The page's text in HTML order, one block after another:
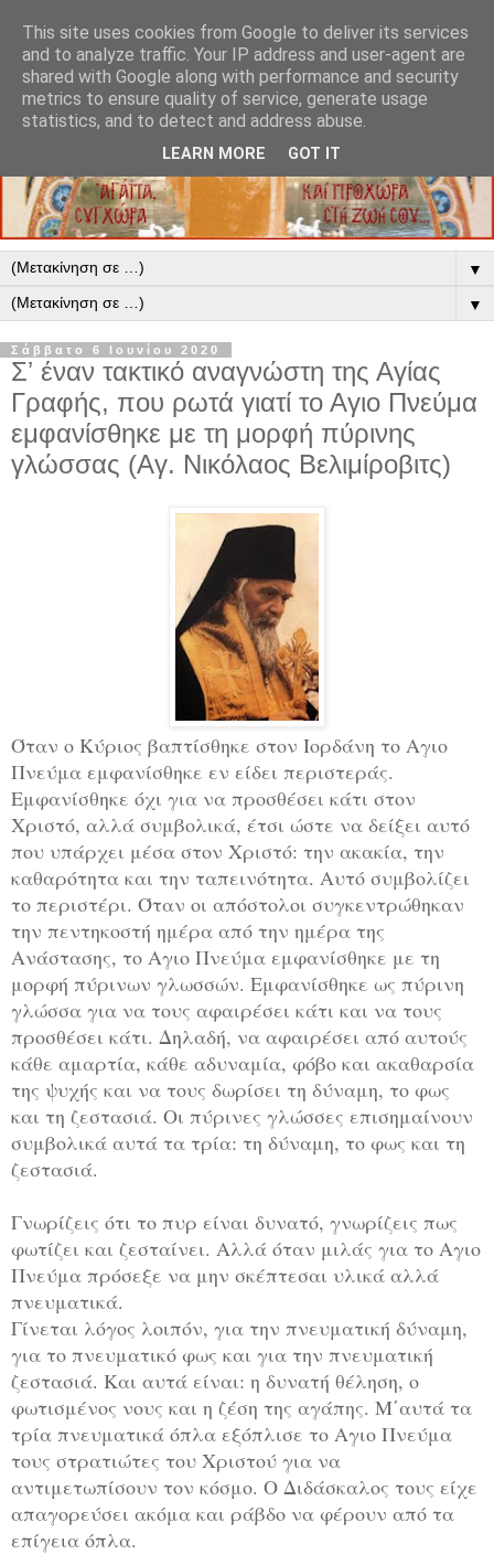
▼
▼
Σάββατο 6 Ιουνίου 2020
Σʼ έναν τακτικό αναγνώστη της Αγίας
Γραφής, που ρωτά γιατί το Αγιο Πνεύμα
εμφανίσθηκε με τη μορφή πύρινης
γλώσσας (Αγ. Νικόλαος Βελιμίροβιτς)
Όταν ο Κύριος βαπτίσθηκε στον Ιορδάνη το Αγιο
Πνεύμα εμφανίσθηκε εν είδει περιστεράς.
Εμφανίσθηκε όχι για να προσθέσει κάτι στον
Χριστό, αλλά συμβολικά, έτσι ώστε να δείξει αυτό
που υπάρχει μέσα στον Χριστό: την ακακία, την
καθαρότητα και την ταπεινότητα. Αυτό συμβολίζει
το περιστέρι. Όταν οι απόστολοι συγκεντρώθηκαν
την πεντηκοστή ημέρα από την ημέρα της
Ανάστασης, το Αγιο Πνεύμα εμφανίσθηκε με τη
μορφή πύρινων γλωσσών. Εμφανίσθηκε ως πύρινη
γλώσσα για να τους αφαιρέσει κάτι και να τους
προσθέσει κάτι. Δηλαδή, να αφαιρέσει από αυτούς
κάθε αμαρτία, κάθε αδυναμία, φόβο και ακαθαρσία
της ψυχής και να τους δωρίσει τη δύναμη, το φως
και τη ζεστασιά. Οι πύρινες γλώσσες επισημαίνουν
συμβολικά αυτά τα τρία: τη δύναμη, το φως και τη
ζεστασιά.
Γνωρίζεις ότι το πυρ είναι δυνατό, γνωρίζεις πως
φωτίζει και ζεσταίνει. Αλλά όταν μιλάς για το Αγιο
Πνεύμα πρόσεξε να μην σκέπτεσαι υλικά αλλά
πνευματικά.
Γίνεται λόγος λοιπόν, για την πνευματική δύναμη,
για το πνευματικό φως και για την πνευματική
ζεστασιά. Και αυτά είναι: η δυνατή θέληση, ο
φωτισμένος νους και η ζέση της αγάπης. Μ΄αυτά τα
τρία πνευματικά όπλα εξόπλισε το Αγιο Πνεύμα
τους στρατιώτες του Χριστού για να
αντιμετωπίσουν τον κόσμο. Ο Διδάσκαλος τους είχε
απαγορεύσει ακόμα και ράβδο να φέρουν από τα
επίγεια όπλα.
This site uses cookies from Google to deliver its services
and to analyze traffic. Your IP address and user-agent are
shared with Google along with performance and security
metrics to ensure quality of service, generate usage
statistics, and to detect and address abuse.
LEARN MORE GOT IT